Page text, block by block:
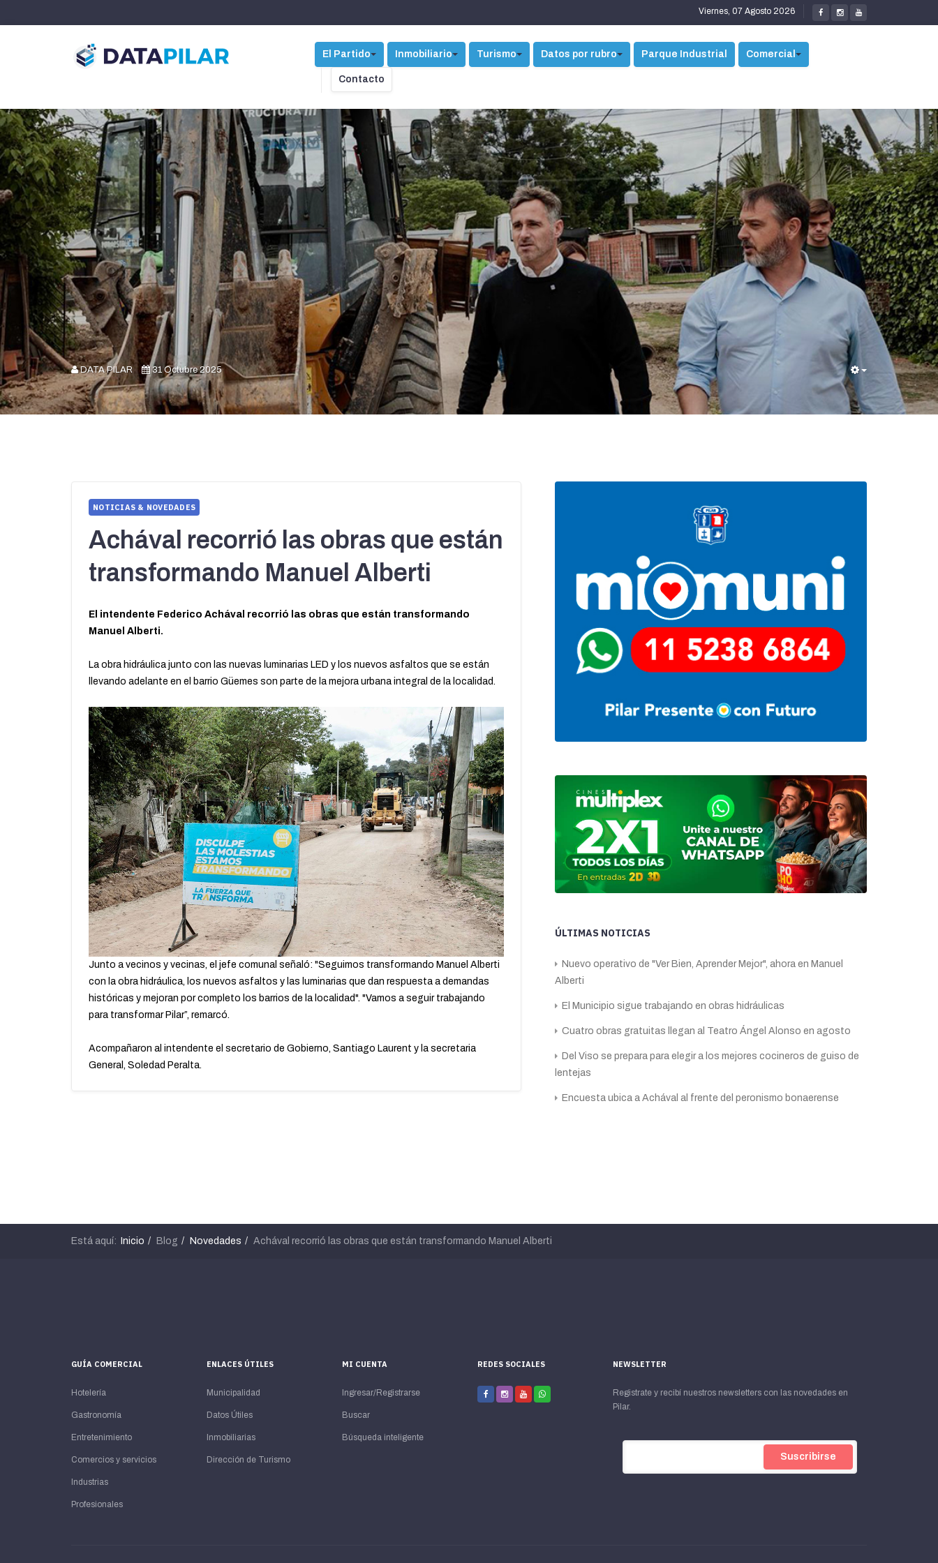
Viernes, 07 Agosto 2026
El Partido Inmobiliario Turismo Datos por rubro Parque Industrial Comercial
Contacto
DATA PILAR 31 Octubre 2025
Empty
NOTICIAS & NOVEDADES
Achával recorrió las obras que están
transformando Manuel Alberti
El intendente Federico Achával recorrió las obras que están transformando
Manuel Alberti.
La obra hidráulica junto con las nuevas luminarias LED y los nuevos asfaltos que se están
llevando adelante en el barrio Güemes son parte de la mejora urbana integral de la localidad.
Junto a vecinos y vecinas, el jefe comunal señaló: "Seguimos transformando Manuel Alberti
con la obra hidráulica, los nuevos asfaltos y las luminarias que dan respuesta a demandas
históricas y mejoran por completo los barrios de la localidad". "Vamos a seguir trabajando
para transformar Pilar”, remarcó.
Acompañaron al intendente el secretario de Gobierno, Santiago Laurent y la secretaria
General, Soledad Peralta.
ÚLTIMAS NOTICIAS
Nuevo operativo de "Ver Bien, Aprender Mejor", ahora en Manuel
Alberti
El Municipio sigue trabajando en obras hidráulicas
Cuatro obras gratuitas llegan al Teatro Ángel Alonso en agosto
Del Viso se prepara para elegir a los mejores cocineros de guiso de
lentejas
Encuesta ubica a Achával al frente del peronismo bonaerense
Está aquí: Inicio Blog Novedades Achával recorrió las obras que están transformando Manuel Alberti
GUÍA COMERCIAL
Hotelería
Gastronomía
Entretenimiento
Comercios y servicios
Industrias
Profesionales
ENLACES ÚTILES
Municipalidad
Datos Útiles
Inmobiliarias
Dirección de Turismo
MI CUENTA
Ingresar/Registrarse
Buscar
Búsqueda inteligente
REDES SOCIALES NEWSLETTER
Registrate y recibí nuestros newsletters con las novedades en
Pilar.